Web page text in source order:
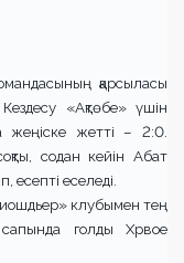
қарсыласы
«Ақтөбе» үшін
жеңіске жетті – 2:0.
содан кейін Абат
еселеді.
клубымен тең
голды Хрвое